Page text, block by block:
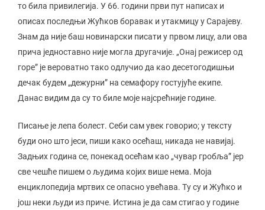
то била привилегија. У 66. години први пут написах и
описах последњи Жућков боравак и утакмицу у Сарајеву.
Знам да није баш новинарски писати у првом лицу, али ова
прича једноставно није могла другачије. „Онај режисер од
горе” је вероватно тако одлучио да као десетогодишњи
дечак будем „дежурни” на семафору гостујуће екипе.
Данас видим да су то биле моје најсрећније године.
Писање је лепа болест. Себи сам увек говорио; у тексту
буди оно што јеси, пиши како осећаш, никада не навијај.
Задњих година се, понекад осећам као „чувар гробља” јер
све чешће пишем о људима којих више нема. Моја
енциклопедија мртвих се опасно увећава. Ту су и Жућко и
још неки људи из приче. Истина је да сам стигао у године